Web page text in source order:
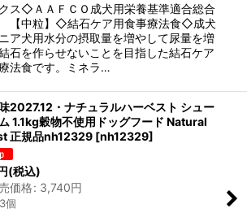
ス◇ＡＡＦＣＯ成犬用栄養基準適合総合
【中粒】◇結石ケア用食事療法食◇成犬
ア犬用水分の摂取量を増やして尿量を増
石を作らせないことを目指した結石ケア
法食です。ミネラ…
2027.12・ナチュラルハーベスト シュー
1.1kg穀物不使用ドッグフード Natural
正規品nh12329 [nh12329]
(税込)
価格: 3,740円
個